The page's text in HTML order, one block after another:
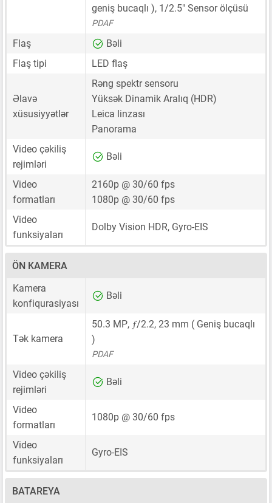
geniş bucaqlı ), 1/2.5" Sensor ölçüsü
PDAF
Flaş
Bəli
Flaş tipi
LED flaş
Əlavə
xüsusiyyətlər
Rəng spektr sensoru
Yüksək Dinamik Aralıq (HDR)
Leica linzası
Panorama
Video çəkiliş
rejimləri
Bəli
Video
formatları
2160p @ 30/60 fps
1080p @ 30/60 fps
Video
funksiyaları
Dolby Vision HDR, Gyro-EIS
ÖN KAMERA
Kamera
konfiqurasiyası
Bəli
Tək kamera
50.3 MP, ƒ/2.2, 23 mm ( Geniş bucaqlı
)
PDAF
Video çəkiliş
rejimləri
Bəli
Video
formatları
1080p @ 30/60 fps
Video
funksiyaları
Gyro-EIS
BATAREYA